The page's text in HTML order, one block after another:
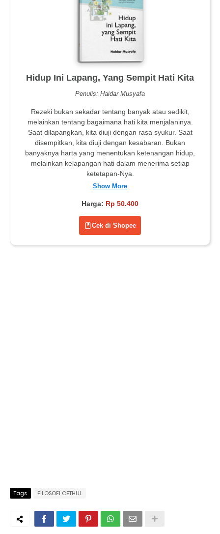
Hidup Ini Lapang, Yang Sempit Hati Kita
Penulis: Haidar Musyafa
Rezeki bukan sekadar tentang banyak atau sedikit,
melainkan tentang bagaimana hati kita menjalaninya.
Saat dilapangkan, kita diuji dengan rasa syukur. Saat
disempitkan, kita diuji dengan kesabaran. Bukan
banyaknya harta yang menentukan ketenangan hidup,
melainkan kelapangan hati dalam menerima setiap
ketetapan-Nya.
Show More
Harga: Rp 50.400
Cek di Shopee
Tags FILOSOFI CETHUL